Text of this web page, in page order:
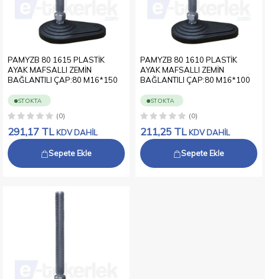
PAMYZB 80 1615 PLASTİK
AYAK MAFSALLI ZEMİN
BAĞLANTILI ÇAP:80 M16*150
STOKTA
(0)
291,17 TL KDV DAHİL
Sepete Ekle
PAMYZB 80 1610 PLASTİK
AYAK MAFSALLI ZEMİN
BAĞLANTILI ÇAP:80 M16*100
STOKTA
(0)
211,25 TL KDV DAHİL
Sepete Ekle